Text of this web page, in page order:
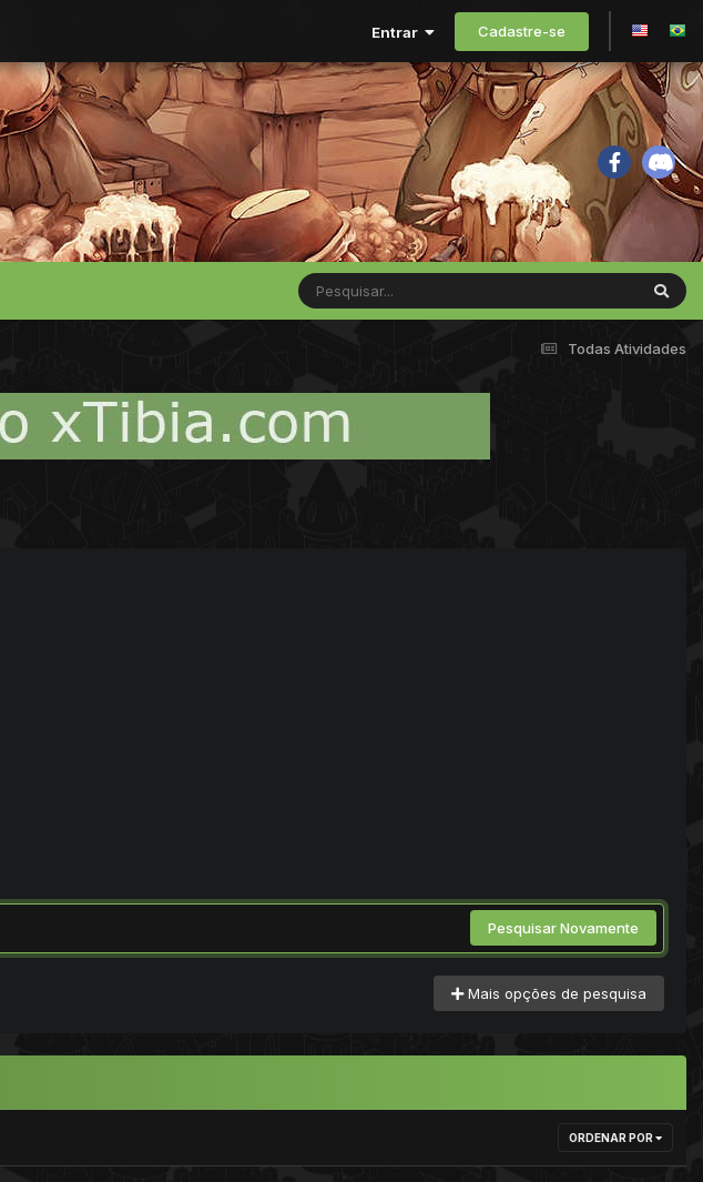
Entrar Cadastre-se
Todas Atividades
Pesquisar Novamente
Mais opções de pesquisa
ORDENAR POR